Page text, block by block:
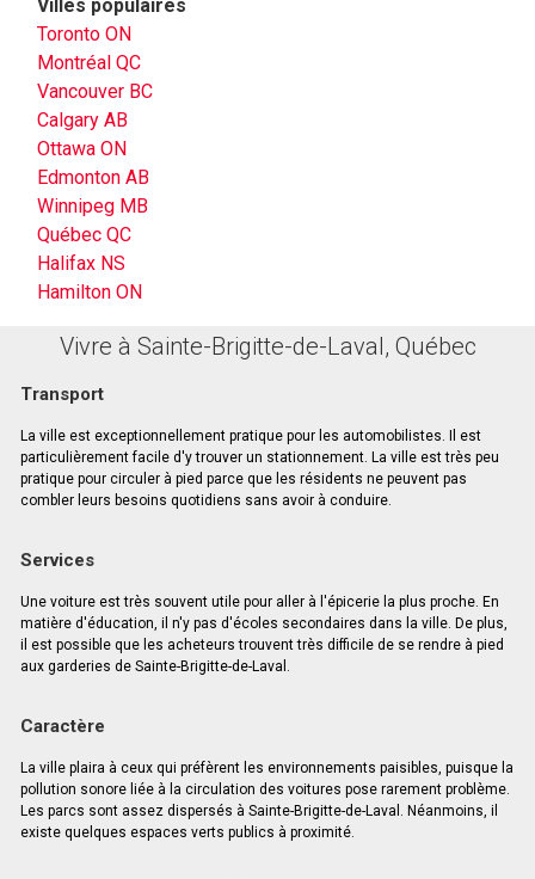
Villes populaires
Toronto ON
Montréal QC
Vancouver BC
Calgary AB
Ottawa ON
Edmonton AB
Winnipeg MB
Québec QC
Halifax NS
Hamilton ON
Vivre à Sainte-Brigitte-de-Laval, Québec
Transport
La ville est exceptionnellement pratique pour les automobilistes. Il est
particulièrement facile d'y trouver un stationnement. La ville est très peu
pratique pour circuler à pied parce que les résidents ne peuvent pas
combler leurs besoins quotidiens sans avoir à conduire.
Services
Une voiture est très souvent utile pour aller à l'épicerie la plus proche. En
matière d'éducation, il n'y pas d'écoles secondaires dans la ville. De plus,
il est possible que les acheteurs trouvent très difficile de se rendre à pied
aux garderies de Sainte-Brigitte-de-Laval.
Caractère
La ville plaira à ceux qui préfèrent les environnements paisibles, puisque la
pollution sonore liée à la circulation des voitures pose rarement problème.
Les parcs sont assez dispersés à Sainte-Brigitte-de-Laval. Néanmoins, il
existe quelques espaces verts publics à proximité.